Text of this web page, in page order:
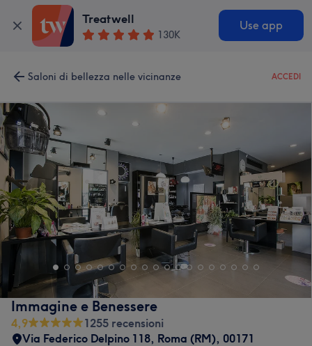
Treatwell
130K
Use app
Saloni di bellezza nelle vicinanze ACCEDI
Immagine e Benessere
4,9
1255 recensioni
Via Federico Delpino 118, Roma (RM), 00171